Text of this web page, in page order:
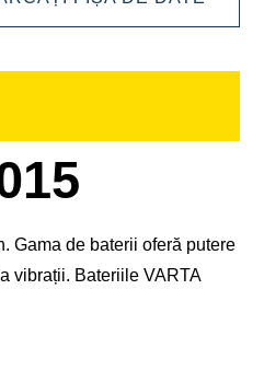
Gama de baterii oferă putere
vibrații. Bateriile VARTA